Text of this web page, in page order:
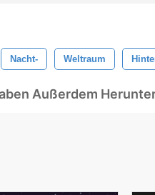
Nacht- Weltraum
Außerdem